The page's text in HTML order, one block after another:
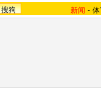
搜狗 新闻 -